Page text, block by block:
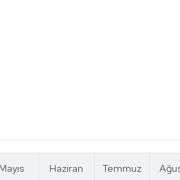
Mayıs Haziran Temmuz